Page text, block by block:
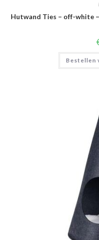
Hutwand Ties – off-white
Bestellen